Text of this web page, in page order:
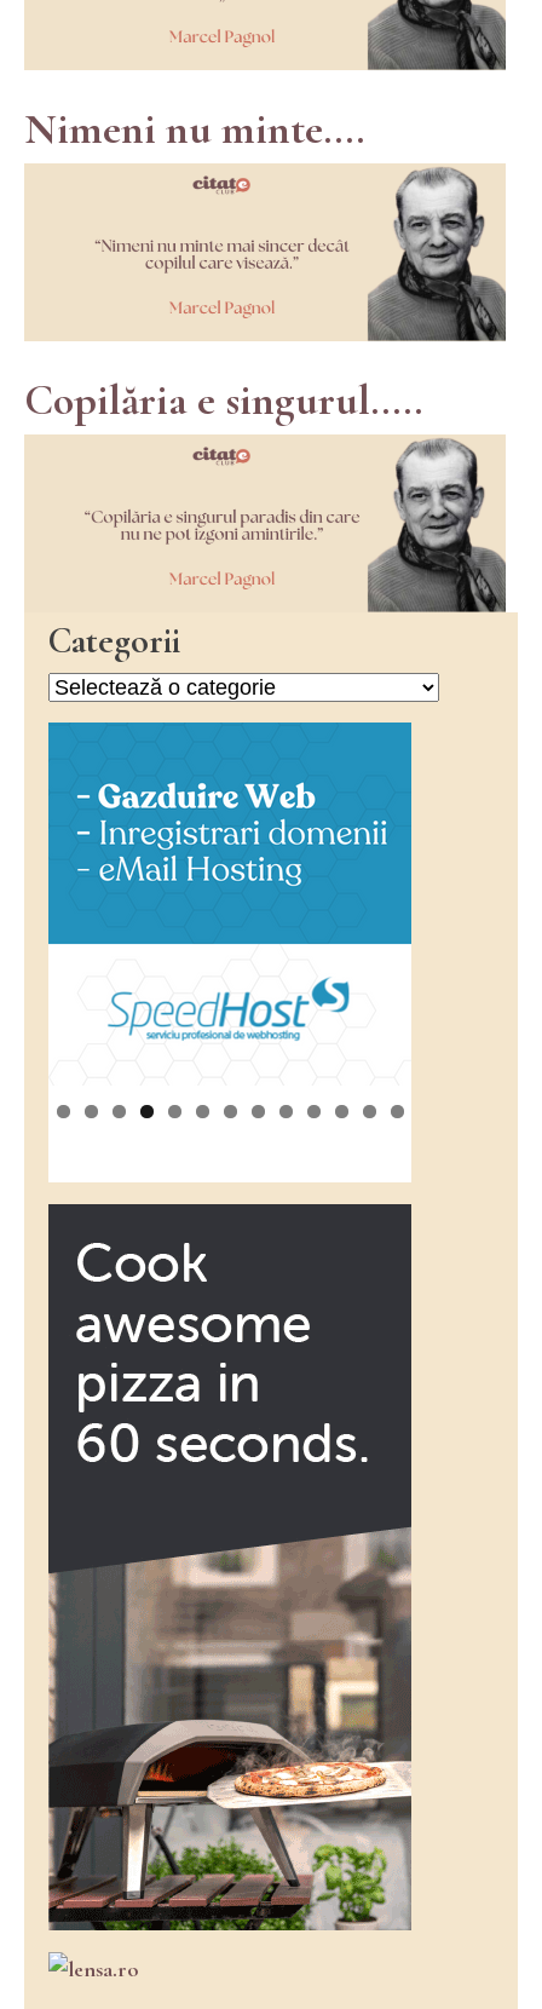
Nimeni nu minte....
Copilăria e singurul.....
Categorii
Categorii